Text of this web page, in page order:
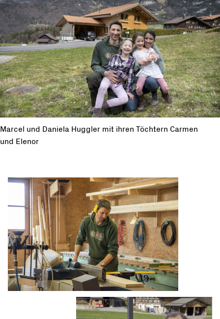
Marcel und Daniela Huggler mit ihren Töchtern Carmen
und Elenor